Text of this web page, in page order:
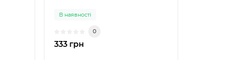
В наявності
0
333 грн